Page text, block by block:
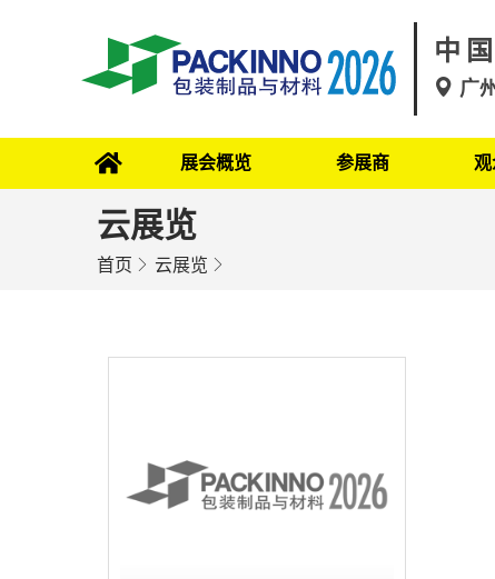
中
广州
展会概览 参展商 观
云展览
首页 云展览